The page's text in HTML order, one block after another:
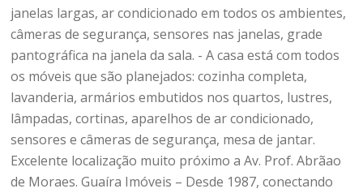
janelas largas, ar condicionado em todos os ambientes,
câmeras de segurança, sensores nas janelas, grade
pantográfica na janela da sala. - A casa está com todos
os móveis que são planejados: cozinha completa,
lavanderia, armários embutidos nos quartos, lustres,
lâmpadas, cortinas, aparelhos de ar condicionado,
sensores e câmeras de segurança, mesa de jantar.
Excelente localização muito próximo a Av. Prof. Abrãao
de Moraes. Guaíra Imóveis – Desde 1987, conectando